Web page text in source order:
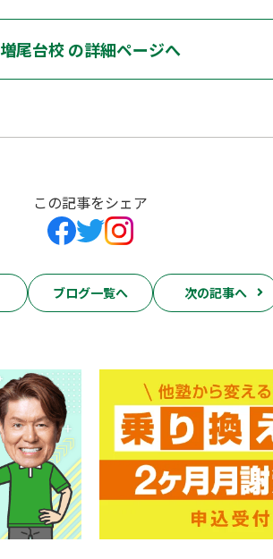
増尾台校 の詳細ページへ
この記事をシェア
ブログ一覧へ 次の記事へ